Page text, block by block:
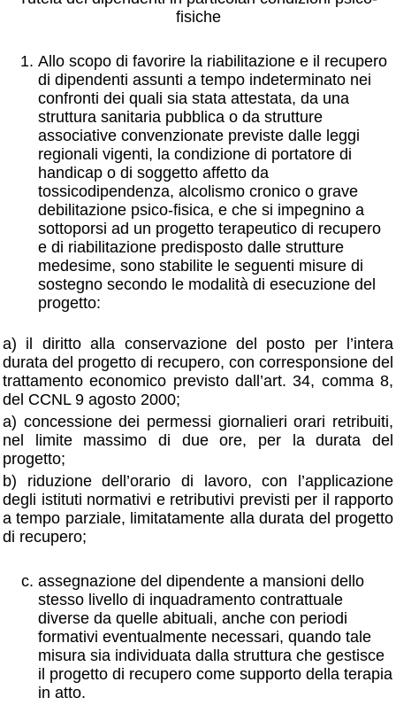
fisiche
Allo scopo di favorire la riabilitazione e il recupero
di dipendenti assunti a tempo indeterminato nei
confronti dei quali sia stata attestata, da una
struttura sanitaria pubblica o da strutture
associative convenzionate previste dalle leggi
regionali vigenti, la condizione di portatore di
handicap o di soggetto affetto da
tossicodipendenza, alcolismo cronico o grave
debilitazione psico-fisica, e che si impegnino a
sottoporsi ad un progetto terapeutico di recupero
e di riabilitazione predisposto dalle strutture
medesime, sono stabilite le seguenti misure di
sostegno secondo le modalità di esecuzione del
progetto:
a) il diritto alla conservazione del posto per l’intera
durata del progetto di recupero, con corresponsione del
trattamento economico previsto dall’art. 34, comma 8,
del CCNL 9 agosto 2000;
a) concessione dei permessi giornalieri orari retribuiti,
nel limite massimo di due ore, per la durata del
progetto;
b) riduzione dell’orario di lavoro, con l’applicazione
degli istituti normativi e retributivi previsti per il rapporto
a tempo parziale, limitatamente alla durata del progetto
di recupero;
assegnazione del dipendente a mansioni dello
stesso livello di inquadramento contrattuale
diverse da quelle abituali, anche con periodi
formativi eventualmente necessari, quando tale
misura sia individuata dalla struttura che gestisce
il progetto di recupero come supporto della terapia
in atto.